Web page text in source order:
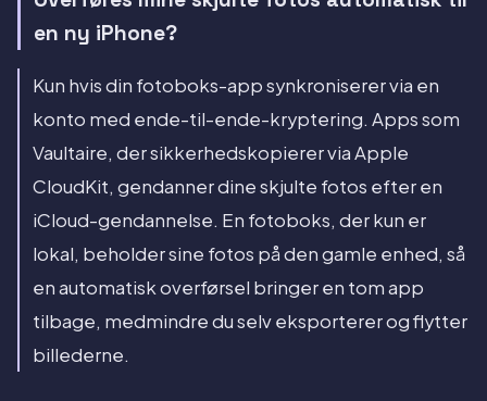
en ny iPhone?
Kun hvis din fotoboks-app synkroniserer via en
konto med ende-til-ende-kryptering. Apps som
Vaultaire, der sikkerhedskopierer via Apple
CloudKit, gendanner dine skjulte fotos efter en
iCloud-gendannelse. En fotoboks, der kun er
lokal, beholder sine fotos på den gamle enhed, så
en automatisk overførsel bringer en tom app
tilbage, medmindre du selv eksporterer og flytter
billederne.